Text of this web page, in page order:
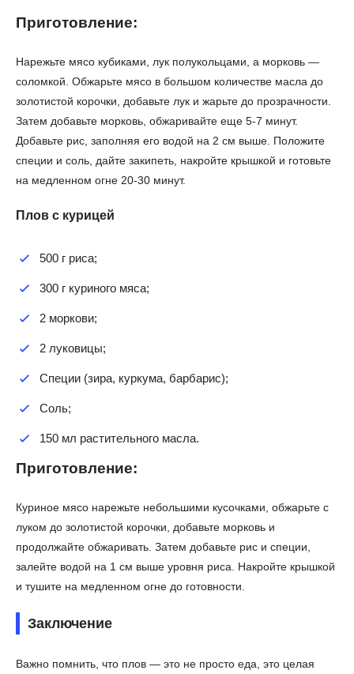
Приготовление:
Нарежьте мясо кубиками, лук полукольцами, а морковь —
соломкой. Обжарьте мясо в большом количестве масла до
золотистой корочки, добавьте лук и жарьте до прозрачности.
Затем добавьте морковь, обжаривайте еще 5-7 минут.
Добавьте рис, заполняя его водой на 2 см выше. Положите
специи и соль, дайте закипеть, накройте крышкой и готовьте
на медленном огне 20-30 минут.
Плов с курицей
500 г риса;
300 г куриного мяса;
2 моркови;
2 луковицы;
Специи (зира, куркума, барбарис);
Соль;
150 мл растительного масла.
Приготовление:
Куриное мясо нарежьте небольшими кусочками, обжарьте с
луком до золотистой корочки, добавьте морковь и
продолжайте обжаривать. Затем добавьте рис и специи,
залейте водой на 1 см выше уровня риса. Накройте крышкой
и тушите на медленном огне до готовности.
Заключение
Важно помнить, что плов — это не просто еда, это целая